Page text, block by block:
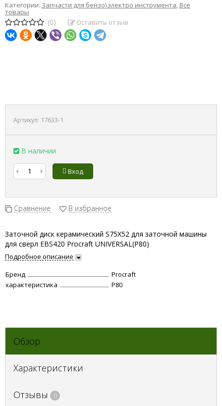
Категории: Запчасти для бензо\электро инструмента, Все
товары
(0) Оставить отзыв
Артикул: 17633-1
В наличии
Вход
Сравнение В избранное
Заточной диск керамический S75X52 для заточной машины
для сверл EBS420 Procraft UNIVERSAL(Р80)
Подробное описание
Бренд
Procraft
характеристика
Р80
Обзор
Характеристики
Отзывы 0